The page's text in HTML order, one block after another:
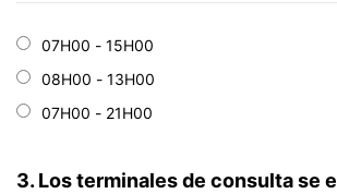
07H00 - 15H00
08H00 - 13H00
07H00 - 21H00
3. Los terminales de consulta se